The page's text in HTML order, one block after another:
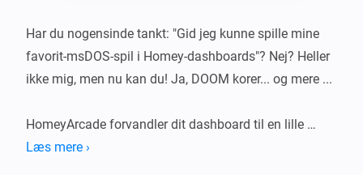
Har du nogensinde tankt: "Gid jeg kunne spille mine
favorit-msDOS-spil i Homey-dashboards"? Nej? Heller
ikke mig, men nu kan du! Ja, DOOM korer... og mere ...
HomeyArcade forvandler dit dashboard til en lille
retromaskine med et voksende bibliotek af klassiske
Læs mere ›